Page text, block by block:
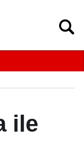
ile